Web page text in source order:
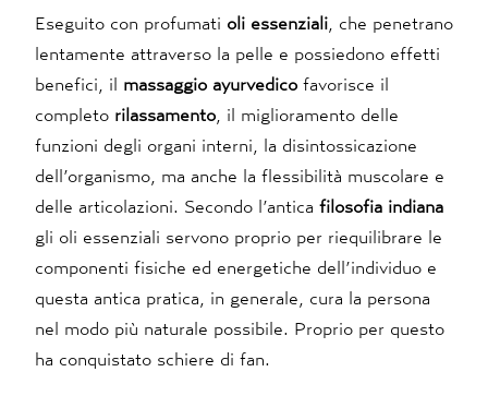
Eseguito con profumati oli essenziali , che penetrano
lentamente attraverso la pelle e possiedono effetti
benefici, il massaggio ayurvedico favorisce il
completo rilassamento , il miglioramento delle
funzioni degli organi interni, la disintossicazione
dell’organismo, ma anche la flessibilità muscolare e
delle articolazioni. Secondo l’antica filosofia indiana
gli oli essenziali servono proprio per riequilibrare le
componenti fisiche ed energetiche dell’individuo e
questa antica pratica, in generale, cura la persona
nel modo più naturale possibile. Proprio per questo
ha conquistato schiere di fan.